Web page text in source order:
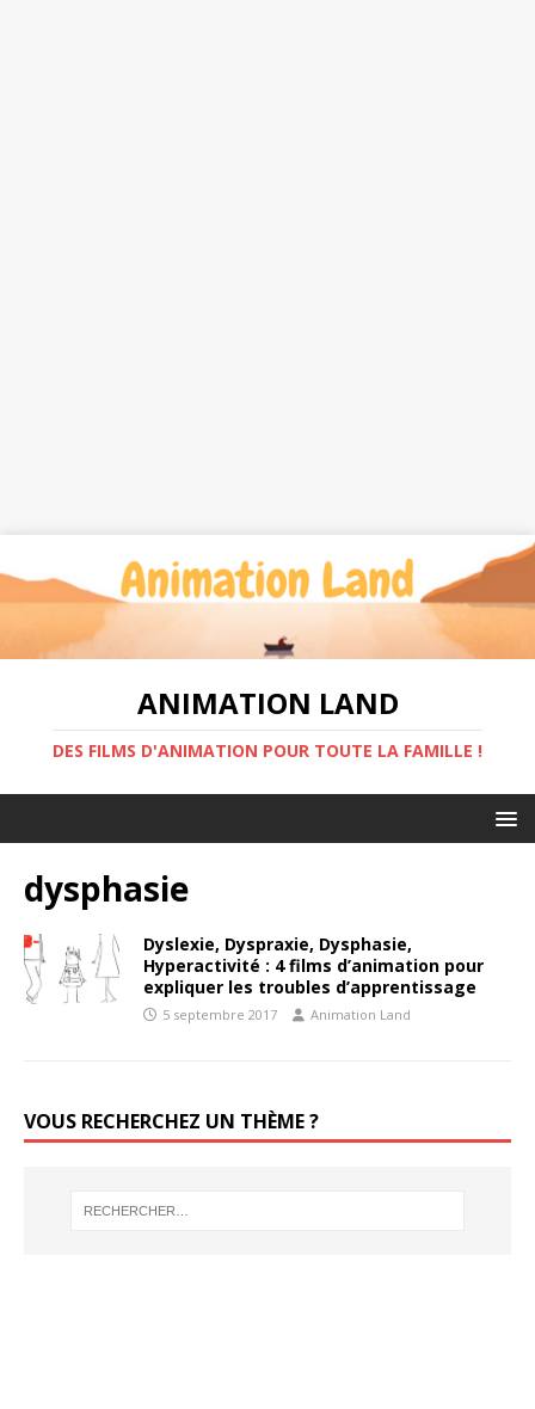
ANIMATION LAND
DES FILMS D'ANIMATION POUR TOUTE LA FAMILLE !
dysphasie
Dyslexie, Dyspraxie, Dysphasie,
Hyperactivité : 4 films d’animation pour
expliquer les troubles d’apprentissage
5 septembre 2017 Animation Land
VOUS RECHERCHEZ UN THÈME ?